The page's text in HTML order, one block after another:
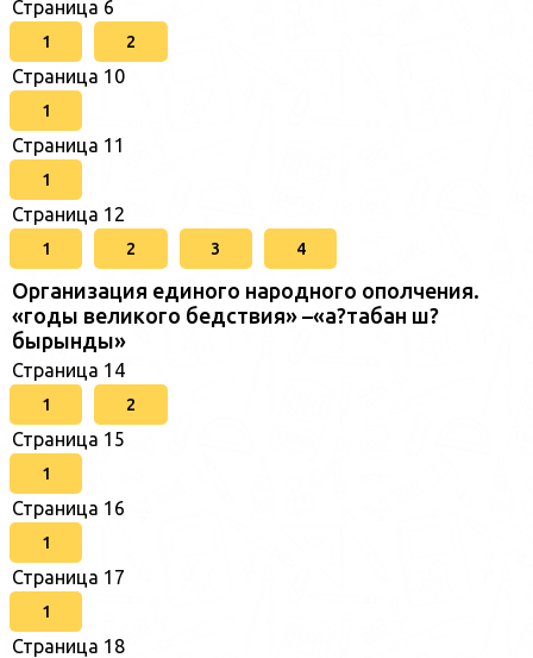
Страница 6
1 2
Страница 10
1
Страница 11
1
Страница 12
1 2 3 4
Организация единого народного ополчения.
«годы великого бедствия» –«а?табан ш?
бырынды»
Страница 14
1 2
Страница 15
1
Страница 16
1
Страница 17
1
Страница 18